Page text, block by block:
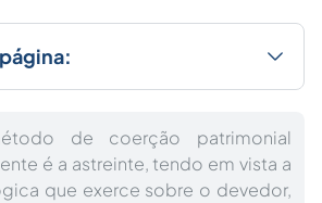
de coerção patrimonial
é a astreinte, tendo em vista a
que exerce sobre o devedor,